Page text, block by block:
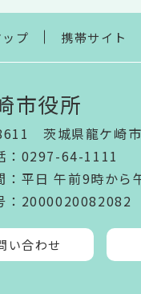
プ 携帯サイト
市役所
茨城県龍ケ崎
： 0297-64-1111
： 平日 午前9時から
：2000020082082
い合わせ